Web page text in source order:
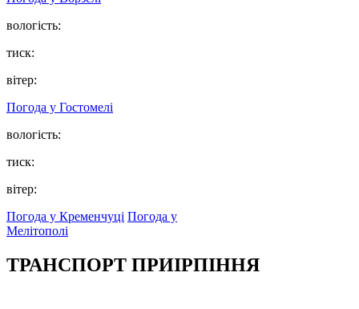
вологість:
тиск:
вітер:
Погода у Гостомелі
вологість:
тиск:
вітер:
Погода у Кременчуці Погода у
Мелітополі
ТРАНСПОРТ ПРИІРПІННЯ